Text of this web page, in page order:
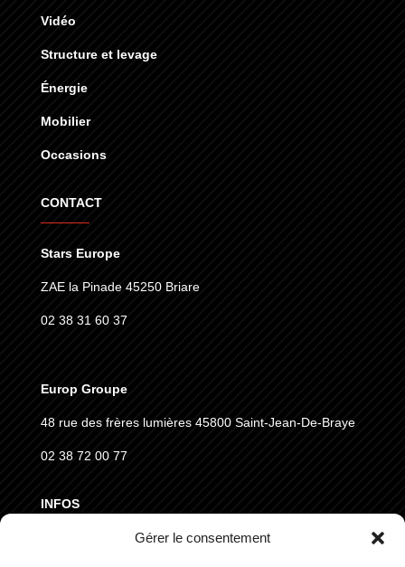
Gérer le consentement
Vidéo
Structure et levage
Énergie
Mobilier
Occasions
CONTACT
Stars Europe
ZAE la Pinade 45250 Briare
02 38 31 60 37
Europ Groupe
48 rue des frères lumières 45800 Saint-Jean-De-Braye
02 38 72 00 77
INFOS